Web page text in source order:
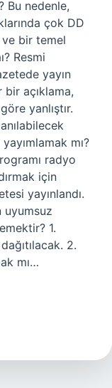
Bu nedenle,
çok DD
bir temel
Resmi
yayın
bir açıklama,
yanlıştır.
mı?
radyo
için
yayınlandı.
uyumsuz
1.
2.
mı…